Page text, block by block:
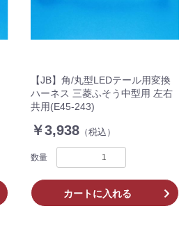
【JB】角/丸型LEDテール用変換
ハーネス 三菱ふそう中型用 左右
共用(E45-243)
￥3,938（税込）
数量
カートに入れる